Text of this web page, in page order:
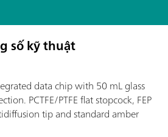
số kỹ thuật
data chip with 50 mL glass
PCTFE/PTFE flat stopcock, FEP
tip and standard amber